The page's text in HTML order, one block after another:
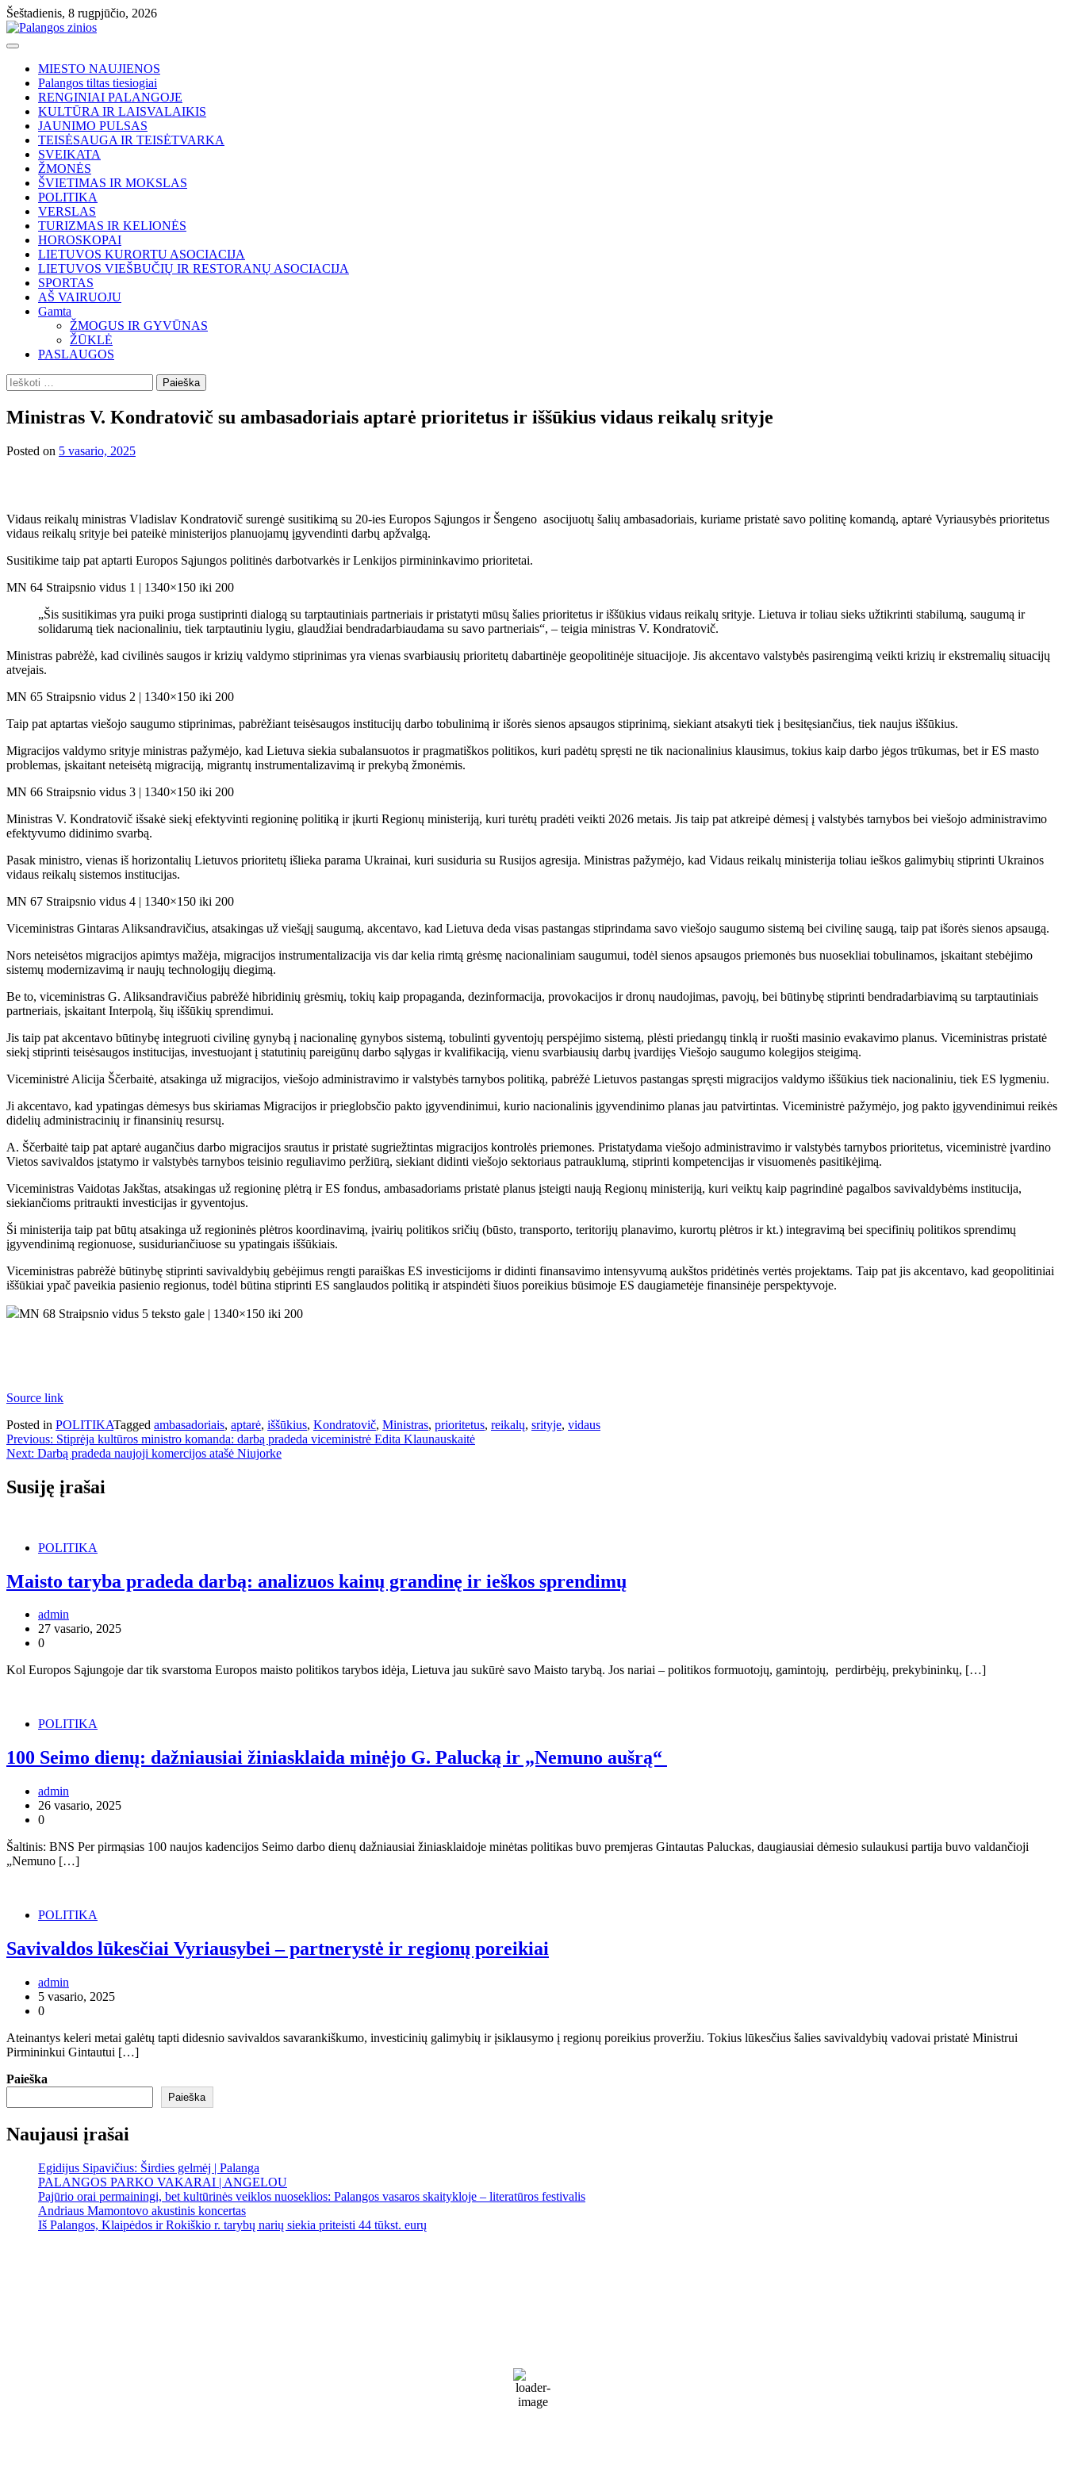
Skip
to
content
Šeštadienis, 8 rugpjūčio, 2026
MIESTO NAUJIENOS
Palangos tiltas tiesiogiai
RENGINIAI PALANGOJE
KULTŪRA IR LAISVALAIKIS
JAUNIMO PULSAS
TEISĖSAUGA IR TEISĖTVARKA
SVEIKATA
ŽMONĖS
ŠVIETIMAS IR MOKSLAS
POLITIKA
VERSLAS
TURIZMAS IR KELIONĖS
HOROSKOPAI
LIETUVOS KURORTU ASOCIACIJA
LIETUVOS VIEŠBUČIŲ IR RESTORANŲ ASOCIACIJA
SPORTAS
AŠ VAIRUOJU
Gamta
ŽMOGUS IR GYVŪNAS
ŽŪKLĖ
PASLAUGOS
Ieškoti:
Ministras V. Kondratovič su ambasadoriais aptarė prioritetus ir iššūkius vidaus reikalų srityje
Posted on 5 vasario, 2025
Vidaus reikalų ministras Vladislav Kondratovič surengė susitikimą su 20-ies Europos Sąjungos ir Šengeno asocijuotų šalių ambasadoriais, kuriame pristatė savo politinę komandą, aptarė Vyriausybės prioritetus
vidaus reikalų srityje bei pateikė ministerijos planuojamų įgyvendinti darbų apžvalgą.
Susitikime taip pat aptarti Europos Sąjungos politinės darbotvarkės ir Lenkijos pirmininkavimo prioritetai.
MN 64 Straipsnio vidus 1 | 1340×150 iki 200
„Šis susitikimas yra puiki proga sustiprinti dialogą su tarptautiniais partneriais ir pristatyti mūsų šalies prioritetus ir iššūkius vidaus reikalų srityje. Lietuva ir toliau sieks užtikrinti stabilumą, saugumą ir
solidarumą tiek nacionaliniu, tiek tarptautiniu lygiu, glaudžiai bendradarbiaudama su savo partneriais“, – teigia ministras V. Kondratovič.
Ministras pabrėžė, kad civilinės saugos ir krizių valdymo stiprinimas yra vienas svarbiausių prioritetų dabartinėje geopolitinėje situacijoje. Jis akcentavo valstybės pasirengimą veikti krizių ir ekstremalių situacijų
atvejais.
MN 65 Straipsnio vidus 2 | 1340×150 iki 200
Taip pat aptartas viešojo saugumo stiprinimas, pabrėžiant teisėsaugos institucijų darbo tobulinimą ir išorės sienos apsaugos stiprinimą, siekiant atsakyti tiek į besitęsiančius, tiek naujus iššūkius.
Migracijos valdymo srityje ministras pažymėjo, kad Lietuva siekia subalansuotos ir pragmatiškos politikos, kuri padėtų spręsti ne tik nacionalinius klausimus, tokius kaip darbo jėgos trūkumas, bet ir ES masto
problemas, įskaitant neteisėtą migraciją, migrantų instrumentalizavimą ir prekybą žmonėmis.
MN 66 Straipsnio vidus 3 | 1340×150 iki 200
Ministras V. Kondratovič išsakė siekį efektyvinti regioninę politiką ir įkurti Regionų ministeriją, kuri turėtų pradėti veikti 2026 metais. Jis taip pat atkreipė dėmesį į valstybės tarnybos bei viešojo administravimo
efektyvumo didinimo svarbą.
Pasak ministro, vienas iš horizontalių Lietuvos prioritetų išlieka parama Ukrainai, kuri susiduria su Rusijos agresija. Ministras pažymėjo, kad Vidaus reikalų ministerija toliau ieškos galimybių stiprinti Ukrainos
vidaus reikalų sistemos institucijas.
MN 67 Straipsnio vidus 4 | 1340×150 iki 200
Viceministras Gintaras Aliksandravičius, atsakingas už viešąjį saugumą, akcentavo, kad Lietuva deda visas pastangas stiprindama savo viešojo saugumo sistemą bei civilinę saugą, taip pat išorės sienos apsaugą.
Nors neteisėtos migracijos apimtys mažėja, migracijos instrumentalizacija vis dar kelia rimtą grėsmę nacionaliniam saugumui, todėl sienos apsaugos priemonės bus nuosekliai tobulinamos, įskaitant stebėjimo
sistemų modernizavimą ir naujų technologijų diegimą.
Be to, viceministras G. Aliksandravičius pabrėžė hibridinių grėsmių, tokių kaip propaganda, dezinformacija, provokacijos ir dronų naudojimas, pavojų, bei būtinybę stiprinti bendradarbiavimą su tarptautiniais
partneriais, įskaitant Interpolą, šių iššūkių sprendimui.
Jis taip pat akcentavo būtinybę integruoti civilinę gynybą į nacionalinę gynybos sistemą, tobulinti gyventojų perspėjimo sistemą, plėsti priedangų tinklą ir ruošti masinio evakavimo planus. Viceministras pristatė
siekį stiprinti teisėsaugos institucijas, investuojant į statutinių pareigūnų darbo sąlygas ir kvalifikaciją, vienu svarbiausių darbų įvardijęs Viešojo saugumo kolegijos steigimą.
Viceministrė Alicija Ščerbaitė, atsakinga už migracijos, viešojo administravimo ir valstybės tarnybos politiką, pabrėžė Lietuvos pastangas spręsti migracijos valdymo iššūkius tiek nacionaliniu, tiek ES lygmeniu.
Ji akcentavo, kad ypatingas dėmesys bus skiriamas Migracijos ir prieglobsčio pakto įgyvendinimui, kurio nacionalinis įgyvendinimo planas jau patvirtintas. Viceministrė pažymėjo, jog pakto įgyvendinimui reikės
didelių administracinių ir finansinių resursų.
A. Ščerbaitė taip pat aptarė augančius darbo migracijos srautus ir pristatė sugriežtintas migracijos kontrolės priemones. Pristatydama viešojo administravimo ir valstybės tarnybos prioritetus, viceministrė įvardino
Vietos savivaldos įstatymo ir valstybės tarnybos teisinio reguliavimo peržiūrą, siekiant didinti viešojo sektoriaus patrauklumą, stiprinti kompetencijas ir visuomenės pasitikėjimą.
Viceministras Vaidotas Jakštas, atsakingas už regioninę plėtrą ir ES fondus, ambasadoriams pristatė planus įsteigti naują Regionų ministeriją, kuri veiktų kaip pagrindinė pagalbos savivaldybėms institucija,
siekiančioms pritraukti investicijas ir gyventojus.
Ši ministerija taip pat būtų atsakinga už regioninės plėtros koordinavimą, įvairių politikos sričių (būsto, transporto, teritorijų planavimo, kurortų plėtros ir kt.) integravimą bei specifinių politikos sprendimų
įgyvendinimą regionuose, susiduriančiuose su ypatingais iššūkiais.
Viceministras pabrėžė būtinybę stiprinti savivaldybių gebėjimus rengti paraiškas ES investicijoms ir didinti finansavimo intensyvumą aukštos pridėtinės vertės projektams. Taip pat jis akcentavo, kad geopolitiniai
iššūkiai ypač paveikia pasienio regionus, todėl būtina stiprinti ES sanglaudos politiką ir atspindėti šiuos poreikius būsimoje ES daugiametėje finansinėje perspektyvoje.
MN 68 Straipsnio vidus 5 teksto gale | 1340×150 iki 200
Source link
Posted in POLITIKATagged ambasadoriais, aptarė, iššūkius, Kondratovič, Ministras, prioritetus, reikalų, srityje, vidaus
Navigacija
tarp
įrašų
Previous: Stiprėja kultūros ministro komanda: darbą pradeda viceministrė Edita Klaunauskaitė
Next: Darbą pradeda naujoji komercijos atašė Niujorke
Susiję įrašai
POLITIKA
Maisto taryba pradeda darbą: analizuos kainų grandinę ir ieškos sprendimų
admin
27 vasario, 2025
0
Kol Europos Sąjungoje dar tik svarstoma Europos maisto politikos tarybos idėja, Lietuva jau sukūrė savo Maisto tarybą. Jos nariai – politikos formuotojų, gamintojų, perdirbėjų, prekybininkų, […]
POLITIKA
100 Seimo dienų: dažniausiai žiniasklaida minėjo G. Palucką ir „Nemuno aušrą“
admin
26 vasario, 2025
0
Šaltinis: BNS Per pirmąsias 100 naujos kadencijos Seimo darbo dienų dažniausiai žiniasklaidoje minėtas politikas buvo premjeras Gintautas Paluckas, daugiausiai dėmesio sulaukusi partija buvo valdančioji
„Nemuno […]
POLITIKA
Savivaldos lūkesčiai Vyriausybei – partnerystė ir regionų poreikiai
admin
5 vasario, 2025
0
Ateinantys keleri metai galėtų tapti didesnio savivaldos savarankiškumo, investicinių galimybių ir įsiklausymo į regionų poreikius proveržiu. Tokius lūkesčius šalies savivaldybių vadovai pristatė Ministrui
Pirmininkui Gintautui […]
Paieška
Paieška
Naujausi įrašai
Egidijus Sipavičius: Širdies gelmėj | Palanga
PALANGOS PARKO VAKARAI | ANGELOU
Pajūrio orai permainingi, bet kultūrinės veiklos nuoseklios: Palangos vasaros skaitykloje – literatūros festivalis
Andriaus Mamontovo akustinis koncertas
Iš Palangos, Klaipėdos ir Rokiškio r. tarybų narių siekia priteisti 44 tūkst. eurų
77 %